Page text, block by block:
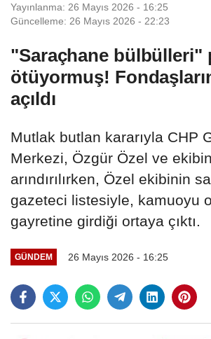
Yayınlanma: 26 Mayıs 2026 - 16:25
Güncelleme: 26 Mayıs 2026 - 22:23
"Saraçhane bülbülleri"
ötüyormuş!
açıldı
Mutlak butlan kararıyla CHP
Merkezi, Özgür Özel ve
arındırılırken, Özel ekibinin
gazeteci listesiyle, kamuoyu
gayretine girdiği ortaya çıktı.
GÜNDEM 26 Mayıs 2026 - 16:25